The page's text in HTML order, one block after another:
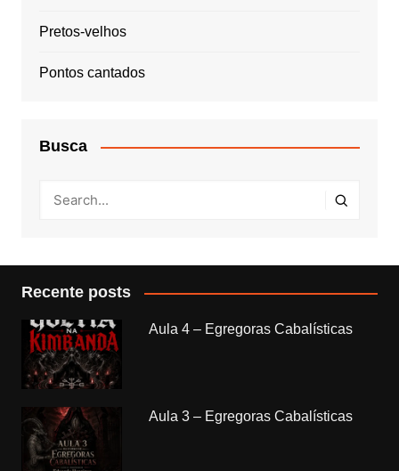
Pretos-velhos
Pontos cantados
Busca
Recente posts
Aula 4 – Egregoras Cabalísticas
Aula 3 – Egregoras Cabalísticas